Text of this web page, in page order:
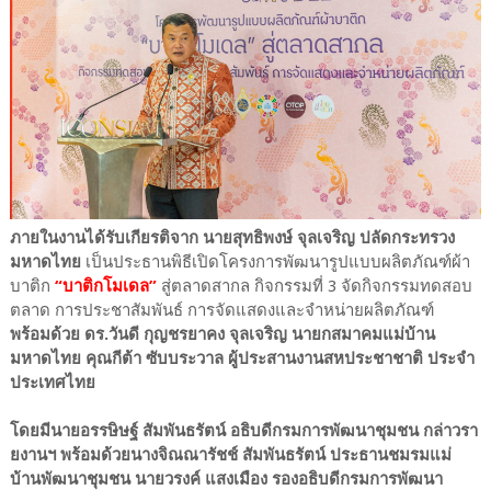
ภายในงานได้รับเกียรติจาก นายสุทธิพงษ์ จุลเจริญ ปลัดกระทรวง
มหาดไทย เป็นประธานพิธีเปิดโครงการพัฒนารูปแบบผลิตภัณฑ์ผ้า
บาติก “บาติกโมเดล”สู่ตลาดสากล กิจกรรมที่ 3 จัดกิจกรรมทดสอบ
ตลาด การประชาสัมพันธ์ การจัดแสดงและจำหน่ายผลิตภัณฑ์
พร้อมด้วย ดร.วันดี กุญชรยาคง จุลเจริญ นายกสมาคมแม่บ้าน
มหาดไทย คุณกีต้า ซับบระวาล ผู้ประสานงานสหประชาชาติ ประจำ
ประเทศไทย
โดยมีนายอรรษิษฐ์ สัมพันธรัตน์ อธิบดีกรมการพัฒนาชุมชน กล่าวรา
ยงานฯ พร้อมด้วยนางจิณณารัชช์ สัมพันธรัตน์ ประธานชมรมแม่
บ้านพัฒนาชุมชน นายวรงค์ แสงเมือง รองอธิบดีกรมการพัฒนา